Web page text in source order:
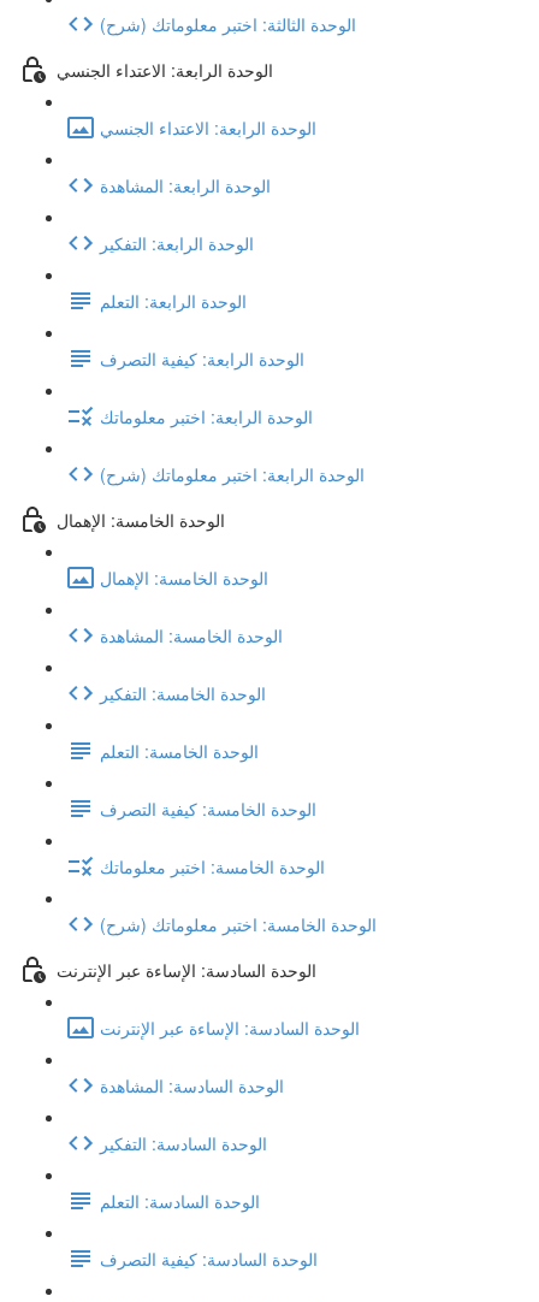
(شرح) الوحدة الثالثة: اختبر معلوماتك
الوحدة الرابعة: الاعتداء الجنسي
الوحدة الرابعة: الاعتداء الجنسي
الوحدة الرابعة: المشاهدة
الوحدة الرابعة: التفكير
الوحدة الرابعة: التعلم
الوحدة الرابعة: كيفية التصرف
الوحدة الرابعة: اختبر معلوماتك
(شرح) الوحدة الرابعة: اختبر معلوماتك
الوحدة الخامسة: الإهمال
الوحدة الخامسة: الإهمال
الوحدة الخامسة: المشاهدة
الوحدة الخامسة: التفكير
الوحدة الخامسة: التعلم
الوحدة الخامسة: كيفية التصرف
الوحدة الخامسة: اختبر معلوماتك
(شرح) الوحدة الخامسة: اختبر معلوماتك
الوحدة السادسة: الإساءة عبر الإنترنت
الوحدة السادسة: الإساءة عبر الإنترنت
الوحدة السادسة: المشاهدة
الوحدة السادسة: التفكير
الوحدة السادسة: التعلم
الوحدة السادسة: كيفية التصرف